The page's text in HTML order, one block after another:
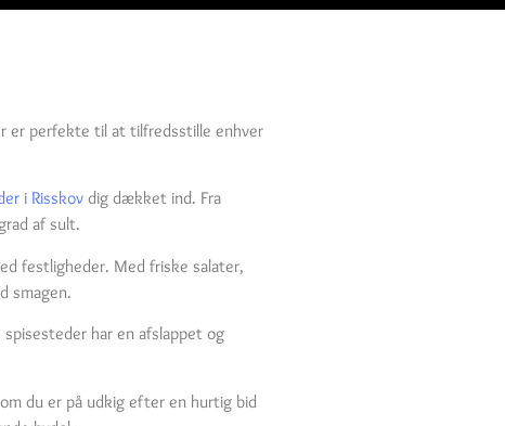
er perfekte til at tilfredsstille enhver
i Risskov dig dækket ind. Fra
af sult.
festligheder. Med friske salater,
smagen.
har en afslappet og
du er på udkig efter en hurtig bid